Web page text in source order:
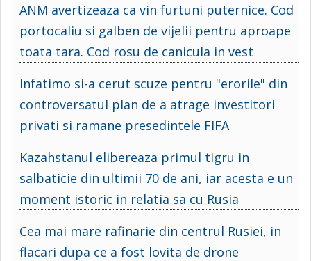
ANM avertizeaza ca vin furtuni puternice. Cod
portocaliu si galben de vijelii pentru aproape
toata tara. Cod rosu de canicula in vest
Infatimo si-a cerut scuze pentru "erorile" din
controversatul plan de a atrage investitori
privati si ramane presedintele FIFA
Kazahstanul elibereaza primul tigru in
salbaticie din ultimii 70 de ani, iar acesta e un
moment istoric in relatia sa cu Rusia
Cea mai mare rafinarie din centrul Rusiei, in
flacari dupa ce a fost lovita de drone